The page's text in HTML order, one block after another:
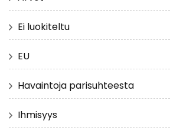
Ei luokiteltu
EU
Havaintoja parisuhteesta
Ihmisyys